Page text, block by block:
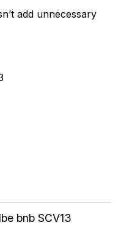
add unnecessary
bnb SCV13